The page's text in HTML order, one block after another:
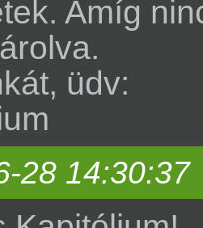
Amíg
üdv:
28 14:30:37